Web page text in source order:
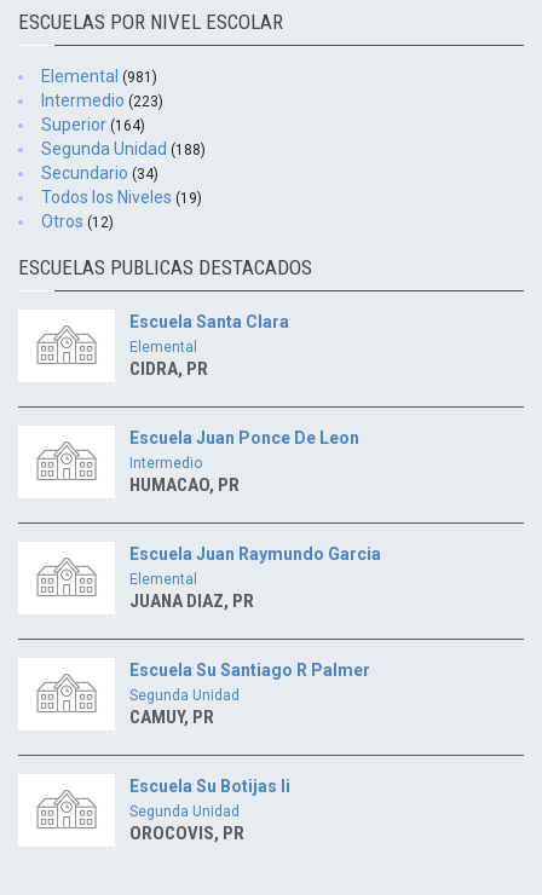
ESCUELAS POR NIVEL ESCOLAR
Elemental (981)
Intermedio (223)
Superior (164)
Segunda Unidad (188)
Secundario (34)
Todos los Niveles (19)
Otros (12)
ESCUELAS PUBLICAS DESTACADOS
Escuela Santa Clara
Elemental
CIDRA, PR
Escuela Juan Ponce De Leon
Intermedio
HUMACAO, PR
Escuela Juan Raymundo Garcia
Elemental
JUANA DIAZ, PR
Escuela Su Santiago R Palmer
Segunda Unidad
CAMUY, PR
Escuela Su Botijas Ii
Segunda Unidad
OROCOVIS, PR